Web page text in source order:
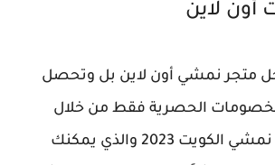
أون لاين
متجر نمشي أون لاين بل وتحصل
الحصرية فقط من خلال
تفعيل كود خصم نمشي الكويت 2023 والذي يمكنك